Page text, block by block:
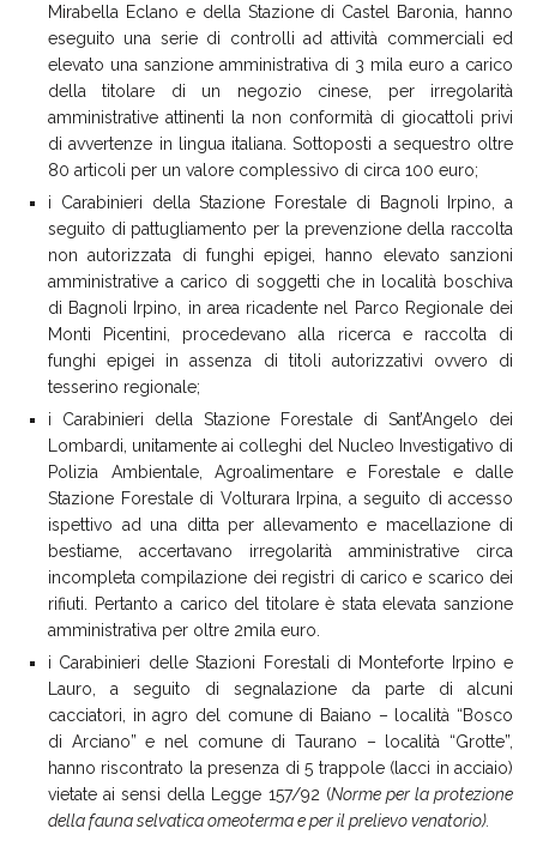
Mirabella Eclano e della Stazione di Castel Baronia, hanno
eseguito una serie di controlli ad attività commerciali ed
elevato una sanzione amministrativa di 3 mila euro a carico
della titolare di un negozio cinese, per irregolarità
amministrative attinenti la non conformità di giocattoli privi
di avvertenze in lingua italiana. Sottoposti a sequestro oltre
80 articoli per un valore complessivo di circa 100 euro;
i Carabinieri della Stazione Forestale di Bagnoli Irpino, a
seguito di pattugliamento per la prevenzione della raccolta
non autorizzata di funghi epigei, hanno elevato sanzioni
amministrative a carico di soggetti che in località boschiva
di Bagnoli Irpino, in area ricadente nel Parco Regionale dei
Monti Picentini, procedevano alla ricerca e raccolta di
funghi epigei in assenza di titoli autorizzativi ovvero di
tesserino regionale;
i Carabinieri della Stazione Forestale di Sant’Angelo dei
Lombardi, unitamente ai colleghi del Nucleo Investigativo di
Polizia Ambientale, Agroalimentare e Forestale e dalle
Stazione Forestale di Volturara Irpina, a seguito di accesso
ispettivo ad una ditta per allevamento e macellazione di
bestiame, accertavano irregolarità amministrative circa
incompleta compilazione dei registri di carico e scarico dei
rifiuti. Pertanto a carico del titolare è stata elevata sanzione
amministrativa per oltre 2mila euro.
i Carabinieri delle Stazioni Forestali di Monteforte Irpino e
Lauro, a seguito di segnalazione da parte di alcuni
cacciatori, in agro del comune di Baiano – località “Bosco
di Arciano” e nel comune di Taurano – località “Grotte”,
hanno riscontrato la presenza di 5 trappole (lacci in acciaio)
vietate ai sensi della Legge 157/92 (Norme per la protezione
della fauna selvatica omeoterma e per il prelievo venatorio).